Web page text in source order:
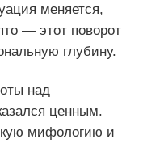
меняется,
— этот поворот
глубину.
над
ценным.
мифологию и